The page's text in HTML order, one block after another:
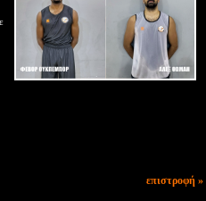
επιστροφή »